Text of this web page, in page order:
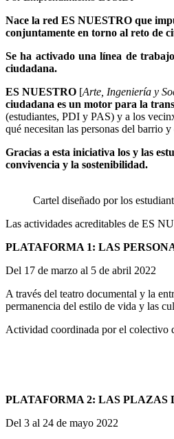
Nace la red ES NUESTRO que
conjuntamente en torno al reto de
Se ha activado una línea de
ciudadana.
ES NUESTRO [Arte, Ingeniería y
ciudadana es un motor para la
(estudiantes, PDI y PAS) y a los
qué necesitan las personas del barrio
Gracias a esta iniciativa los y las
convivencia y la sostenibilidad.
Cartel diseñado por los
Las actividades acreditables de ES
PLATAFORMA 1: LAS
Del 17 de marzo al 5 de abril 2022
A través del teatro documental y la
permanencia del estilo de vida y las
Actividad coordinada por el colectivo
PLATAFORMA 2: LAS PLAZAS
Del 3 al 24 de mayo 2022